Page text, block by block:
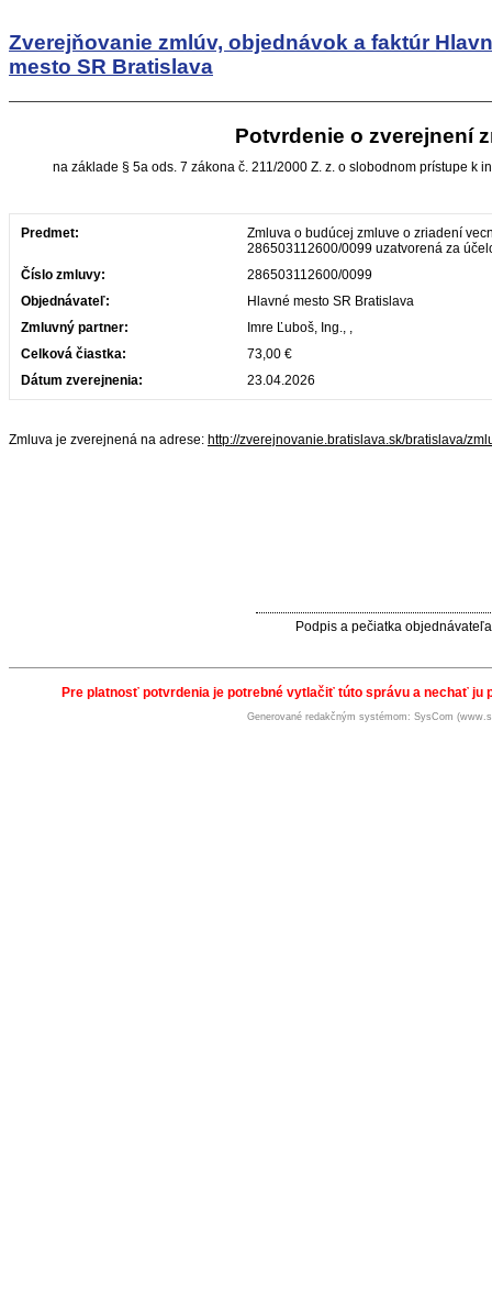
Zverejňovanie zmlúv, objednávok a faktúr
mesto SR Bratislava
Potvrdenie o zverejnení
na základe § 5a ods. 7 zákona č. 211/2000 Z. z. o slobodnom prístupe k
Predmet:
Zmluva o budúcej zmluve o zriadení
286503112600/0099 uzatvorená za
Číslo zmluvy:
286503112600/0099
Objednávateľ:
Hlavné mesto SR Bratislava
Zmluvný partner:
Imre Ľuboš, Ing., ,
Celková čiastka:
73,00 €
Dátum zverejnenia:
23.04.2026
Zmluva je zverejnená na adrese: http://zverejnovanie.bratislava.sk/bratislava/
Podpis a pečiatka objednávateľa
Pre platnosť potvrdenia je potrebné vytlačiť túto správu a nechať ju
Generované redakčným systémom: SysCom